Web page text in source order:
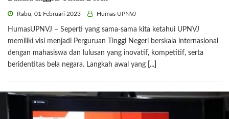
Rabu, 01 Februari 2023 Humas UPNVJ
HumasUPNVJ – Seperti yang sama-sama kita ketahui UPNVJ
memiliki visi menjadi Perguruan Tinggi Negeri berskala internasional
dengan mahasiswa dan lulusan yang inovatif, kompetitif, serta
beridentitas bela negara. Langkah awal yang
[...]